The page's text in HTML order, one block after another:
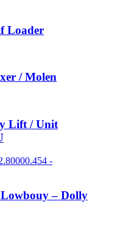
Loader
/ Molen
Lift / Unit
– Dolly